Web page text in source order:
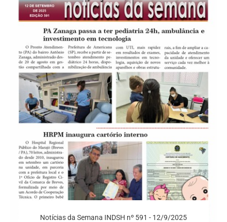
Notícias da Semana INDSH nº 591 - 12/9/2025